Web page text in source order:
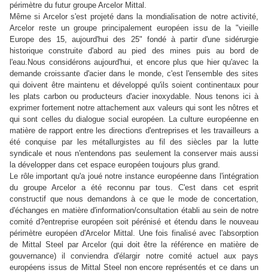
périmètre du futur groupe Arcelor Mittal.
Même si Arcelor s'est projeté dans la mondialisation de notre activité,
Arcelor reste un groupe principalement européen issu de la "vieille
Europe des 15, aujourd'hui des 25" fondé à partir d'une sidérurgie
historique construite d'abord au pied des mines puis au bord de
l'eau. Nous considérons aujourd'hui, et encore plus que hier qu'avec la
demande croissante d'acier dans le monde, c'est l'ensemble des sites
qui doivent être maintenu et développé qu'ils soient continentaux pour
les plats carbon ou producteurs d'acier inoxydable. Nous tenons ici à
exprimer fortement notre attachement aux valeurs qui sont les nôtres et
qui sont celles du dialogue social européen. La culture européenne en
matière de rapport entre les directions d'entreprises et les travailleurs a
été conquise par les métallurgistes au fil des siècles par la lutte
syndicale et nous n'entendons pas seulement la conserver mais aussi
la développer dans cet espace européen toujours plus grand.
Le rôle important qu'a joué notre instance européenne dans l'intégration
du groupe Arcelor a été reconnu par tous. C'est dans cet esprit
constructif que nous demandons à ce que le mode de concertation,
d'échanges en matière d'information/consultation établi au sein de notre
comité d?entreprise européen soit pérénisé et étendu dans le nouveau
périmètre européen d'Arcelor Mittal. Une fois finalisé avec l'absorption
de Mittal Steel par Arcelor (qui doit être la référence en matière de
gouvernance) il conviendra d'élargir notre comité actuel aux pays
européens issus de Mittal Steel non encore représentés et ce dans un